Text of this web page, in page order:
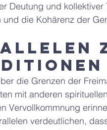
Deutung und
und die Kohärenz der
die Grenzen der
mit anderen
Vervollkommnung
verdeutlichen,